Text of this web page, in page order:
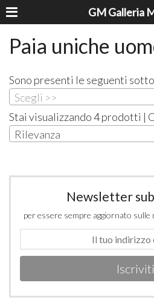
GM Galleria
Paia uniche
Sono presenti le seguenti
Scegli >>
Stai visualizzando 4 prodotti |
Rilevanza
Newsletter
per essere sempre aggiornato
Iscriviti